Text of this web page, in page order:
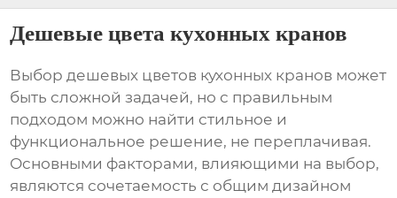
Дешевые цвета кухонных кранов
Выбордешевых цветов кухонных кранов может
быть сложной задачей, но с правильным
подходом можно найти стильное и
функциональное решение, не переплачивая.
Основными факторами, влияющими на выбор,
являются сочетаемость с общим дизайном